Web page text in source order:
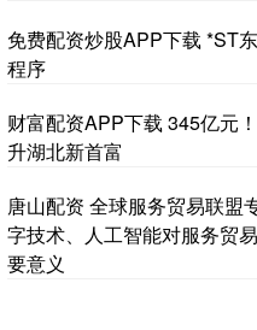
免费配资炒股APP下载 *ST
程序
财富配资APP下载 345亿元
升湖北新首富
唐山配资 全球服务贸易联盟
字技术、人工智能对服务贸
要意义